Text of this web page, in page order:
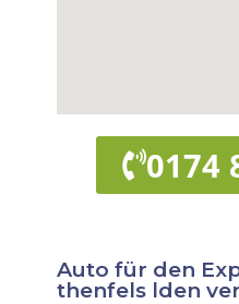
0174
Auto für den
thenfels lden